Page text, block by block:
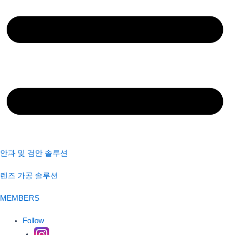
안과 및 검안 솔루션
렌즈 가공 솔루션
MEMBERS
Follow